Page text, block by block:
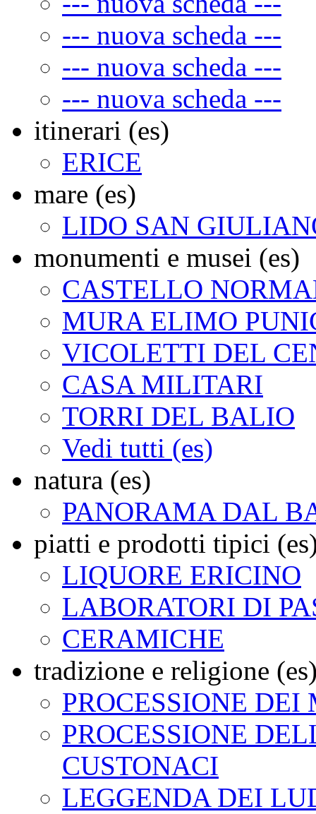
--- nuova scheda ---
--- nuova scheda ---
--- nuova scheda ---
itinerari (es)
ERICE
mare (es)
LIDO SAN
monumenti e musei (es)
CASTELLO
MURA ELIMO
VICOLETTI DEL
CASA MILITARI
TORRI DEL BALIO
Vedi tutti (es)
natura (es)
PANORAMA DAL
piatti e prodotti tipici
LIQUORE ERICINO
LABORATORI DI
CERAMICHE
tradizione e religione
PROCESSIONE DEI
PROCESSIONE
CUSTONACI
LEGGENDA DEI